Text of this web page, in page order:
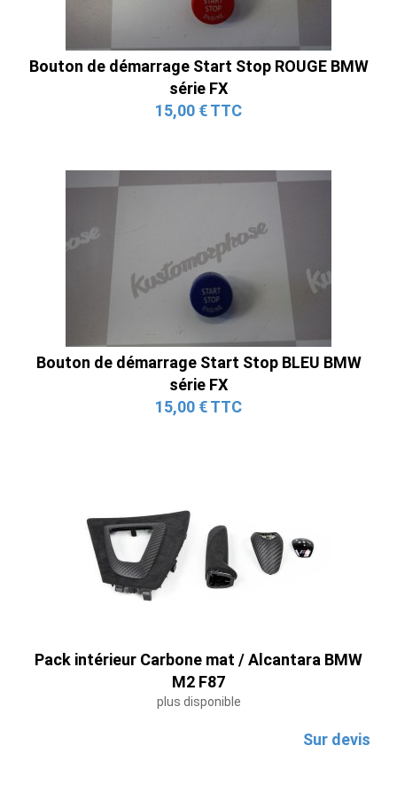
Bouton de démarrage Start Stop ROUGE BMW
série FX
15,00 € TTC
Bouton de démarrage Start Stop BLEU BMW
série FX
15,00 € TTC
Pack intérieur Carbone mat / Alcantara BMW
M2 F87
plus disponible
Sur devis